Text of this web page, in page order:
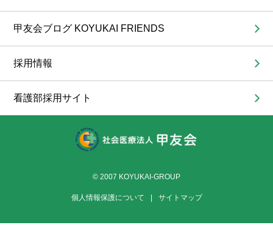
甲友会ブログ KOYUKAI FRIENDS
採用情報
看護部採用サイト
© 2007 KOYUKAI-GROUP
個人情報保護について | サイトマップ